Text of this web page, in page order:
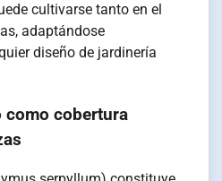
cultivarse tanto en el
adaptándose
diseño de jardinería
como cobertura